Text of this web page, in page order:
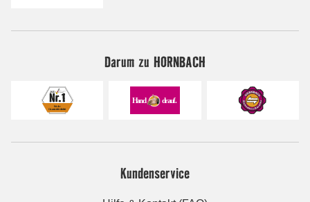
Darum zu HORNBACH
Kundenservice